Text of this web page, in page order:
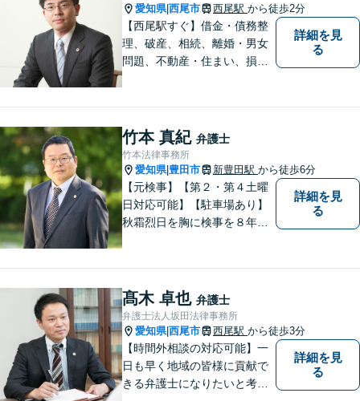
愛知県|西尾市 西尾駅 から徒歩2分
【西尾駅すぐ】借金・債務整
理、破産、相続、離婚・男女
問題、不動産・住まい、損害
詳細を見
る
竹本 真紀 弁護士
竹本法律事務所
愛知県| 豊田市 新豊田駅 から徒歩6分
【元検事】【第２・第４土曜
日対応可能】【駐車場あり】
秋霜烈日を胸に検事を８年，
添い，「この地域」の方々の
悩みに対して一緒に解決を目
指したいと思います。お待ち
しております。
詳細を見
る
髙木 卓也 弁護士
弁護士法人坂田法律事務所
愛知県|西尾市 西尾駅 から徒歩3分
【時間外相談の対応可能】一
日も早く地域の皆様に貢献で
きる弁護士になりたいと考え
詳細を見
る